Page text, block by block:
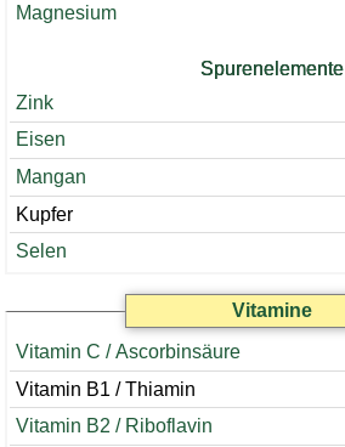
Magnesium
Spurenelemente
Zink
Eisen
Mangan
Kupfer
Selen
Vitamine
Vitamin C / Ascorbinsäure
Vitamin B1 / Thiamin
Vitamin B2 / Riboflavin